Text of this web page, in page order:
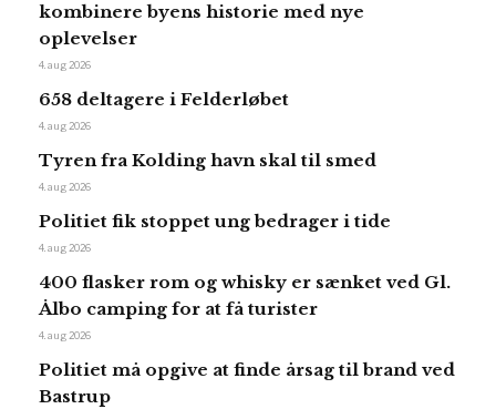
kombinere byens historie med nye
oplevelser
4. aug 2026
658 deltagere i Felderløbet
4. aug 2026
Tyren fra Kolding havn skal til smed
4. aug 2026
Politiet fik stoppet ung bedrager i tide
4. aug 2026
400 flasker rom og whisky er sænket ved Gl.
Ålbo camping for at få turister
4. aug 2026
Politiet må opgive at finde årsag til brand ved
Bastrup